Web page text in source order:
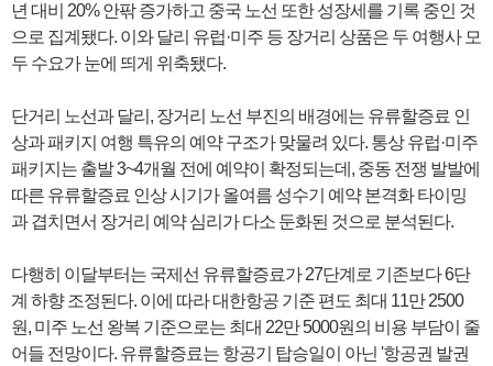
년 대비 20% 안팎 증가하고 중국 노선 또한 성장세를 기록 중인 것
으로 집계됐다. 이와 달리 유럽·미주 등 장거리 상품은 두 여행사 모
두 수요가 눈에 띄게 위축됐다.
단거리 노선과 달리, 장거리 노선 부진의 배경에는 유류할증료 인
상과 패키지 여행 특유의 예약 구조가 맞물려 있다. 통상 유럽·미주
패키지는 출발 3~4개월 전에 예약이 확정되는데, 중동 전쟁 발발에
따른 유류할증료 인상 시기가 올여름 성수기 예약 본격화 타이밍
과 겹치면서 장거리 예약 심리가 다소 둔화된 것으로 분석된다.
다행히 이달부터는 국제선 유류할증료가 27단계로 기존보다 6단
계 하향 조정된다. 이에 따라 대한항공 기준 편도 최대 11만 2500
원, 미주 노선 왕복 기준으로는 최대 22만 5000원의 비용 부담이 줄
어들 전망이다. 유류할증료는 항공기 탑승일이 아닌 '항공권 발권